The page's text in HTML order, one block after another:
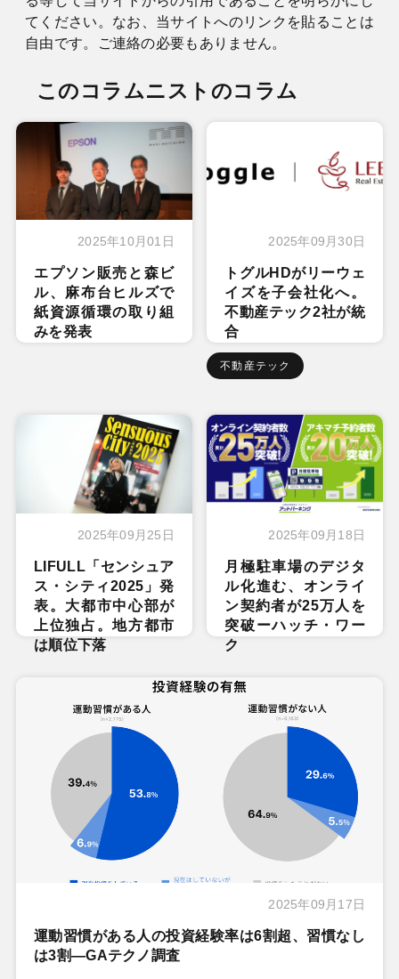
てください。なお、当サイトへのリンクを貼ることは
自由です。ご連絡の必要もありません。
このコラムニストのコラム
2025年10月01日
エプソン販売と森ビ
ル、麻布台ヒルズで
紙資源循環の取り組
みを発表
2025年09月30日
トグルHDがリーウェ
イズを子会社化へ。
不動産テック2社が統
合
不動産テック
2025年09月25日
LIFULL「センシュア
ス・シティ2025」発
表。大都市中心部が
上位独占。地方都市
は順位下落
2025年09月18日
月極駐車場のデジタ
ル化進む、オンライ
ン契約者が25万人を
突破ーハッチ・ワー
ク
2025年09月17日
運動習慣がある人の投資経験率は6割超、習慣なし
は3割―GAテクノ調査